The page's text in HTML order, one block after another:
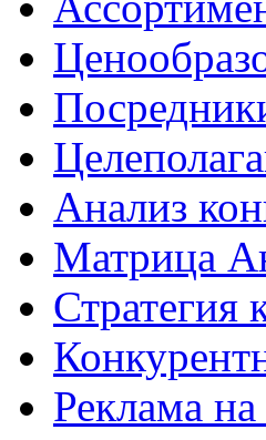
Анализ
Матрица
Стратегия
Реклама